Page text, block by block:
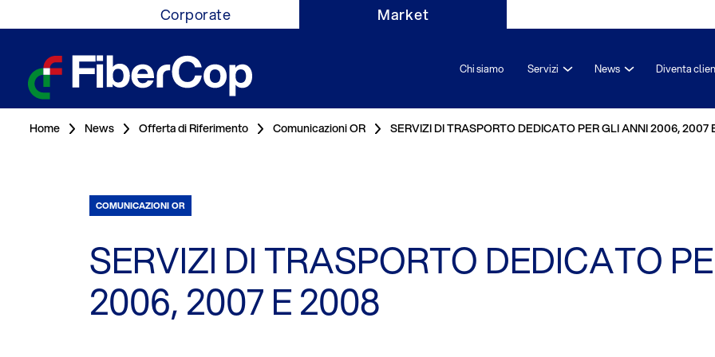
Corporate Market
Chi siamo Servizi News Diventa
Home News Offerta di Riferimento Comunicazioni OR SERVIZI DI TRASPORTO DEDICATO PER GLI ANNI 2006, 2007
COMUNICAZIONI OR
SERVIZI DI TRASPORTO DEDICATO
2006, 2007 E 2008